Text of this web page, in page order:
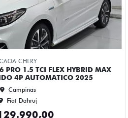
CHERY
TGDI GASOLINA TXS MAX DRIVE
2025
Campinas
Fiat Dahruj
2024/2025
informações